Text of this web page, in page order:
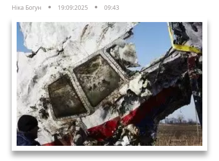
Ніка Богун 19:09:2025 09:43